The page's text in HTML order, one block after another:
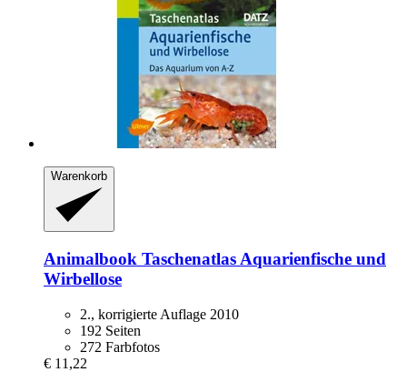
Warenkorb
Animalbook Taschenatlas Aquarienfische und
Wirbellose
2., korrigierte Auflage 2010
192 Seiten
272 Farbfotos
€ 11,22